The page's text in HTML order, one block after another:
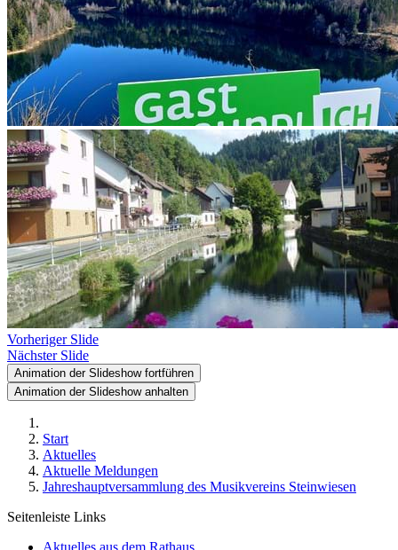
Vorheriger Slide
Nächster Slide
Animation der Slideshow fortführen
Animation der Slideshow anhalten
Start
Aktuelles
Aktuelle Meldungen
Jahreshauptversammlung des Musikvereins Steinwiesen
Seitenleiste Links
Aktuelles aus dem Rathaus